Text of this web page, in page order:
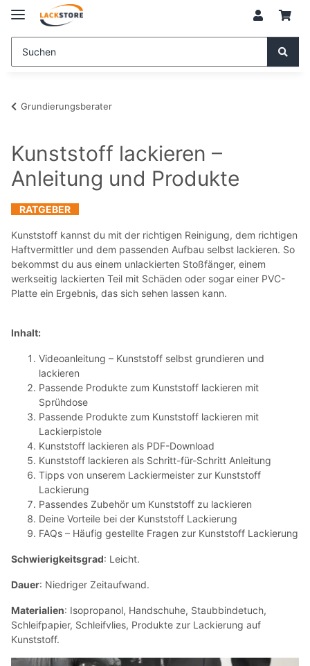
Grundierungsberater
Kunststoff lackieren –
Anleitung und Produkte
RATGEBER
Kunststoff kannst du mit der richtigen Reinigung, dem richtigen
Haftvermittler und dem passenden Aufbau selbst lackieren. So
bekommst du aus einem unlackierten Stoßfänger, einem
werkseitig lackierten Teil mit Schäden oder sogar einer PVC-
Platte ein Ergebnis, das sich sehen lassen kann.
Inhalt:
Videoanleitung – Kunststoff selbst grundieren und
lackieren
Passende Produkte zum Kunststoff lackieren mit
Sprühdose
Passende Produkte zum Kunststoff lackieren mit
Lackierpistole
Kunststoff lackieren als PDF-Download
Kunststoff lackieren als Schritt-für-Schritt Anleitung
Tipps von unserem Lackiermeister zur Kunststoff
Lackierung
Passendes Zubehör um Kunststoff zu lackieren
Deine Vorteile bei der Kunststoff Lackierung
FAQs – Häufig gestellte Fragen zur Kunststoff Lackierung
Schwierigkeitsgrad: Leicht.
Dauer: Niedriger Zeitaufwand.
Materialien: Isopropanol, Handschuhe, Staubbindetuch,
Schleifpapier, Schleifvlies, Produkte zur Lackierung auf
Kunststoff.